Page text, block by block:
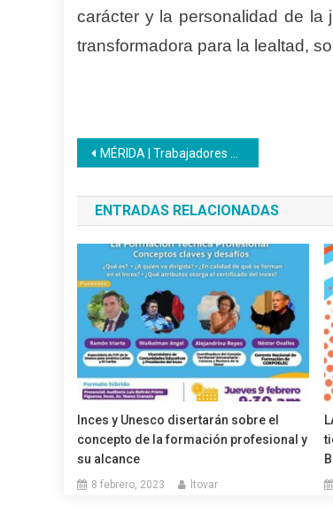
carácter y la personalidad de la
transformadora para la lealtad,
Navegación
de
entradas
MÉRIDA | Trabajadores del sector salud reciben formación del Inces como Auxiliar en Nutrición y Dietética
ENTRADAS RELACIONADAS
Inces y Unesco disertarán sobre el
concepto de la formación profesional y
su alcance
8 febrero, 2023 ltovar